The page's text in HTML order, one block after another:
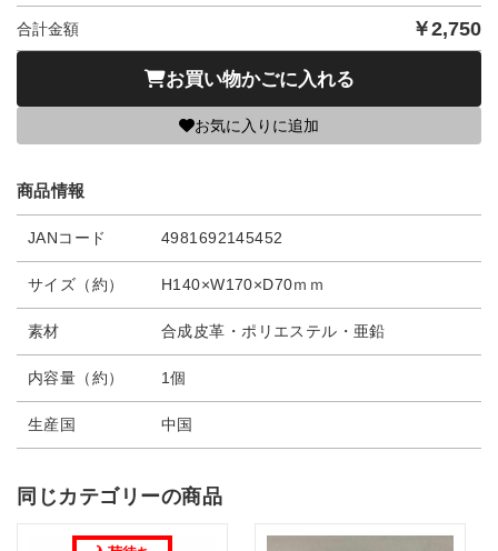
合計金額 ￥2,750
お買い物かごに入れる
お気に入りに追加
商品情報
JANコード 4981692145452
サイズ（約） H140×W170×D70ｍｍ
素材 合成皮革・ポリエステル・亜鉛
内容量（約） 1個
生産国 中国
同じカテゴリーの商品